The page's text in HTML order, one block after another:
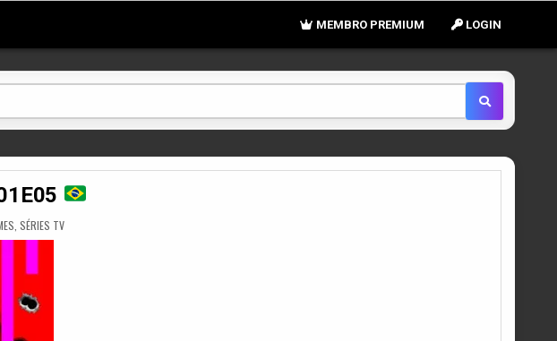
LOGIN
MEMBRO PREMIUM
SÉRIES TV